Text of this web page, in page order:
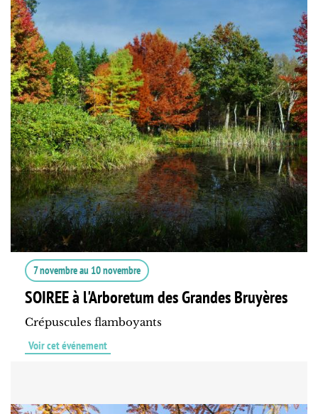
7 novembreau 10 novembre
SOIREE à l'Arboretum des Grandes Bruyères
Crépuscules flamboyants
Voir cet événement